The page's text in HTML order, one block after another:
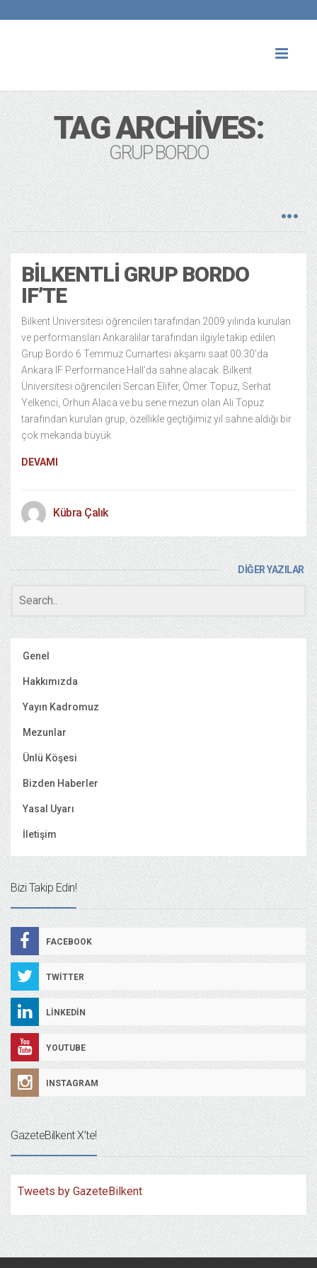
TAG ARCHIVES:
GRUP BORDO
BILKENTLI GRUP BORDO
IF’TE
Bilkent Üniversitesi öğrencileri tarafından 2009 yılında kurulan
ve performansları Ankaralılar tarafından ilgiyle takip edilen
Grup Bordo 6 Temmuz Cumartesi akşamı saat 00.30’da
Ankara IF Performance Hall’da sahne alacak. Bilkent
Üniversitesi öğrencileri Sercan Elifer, Ömer Topuz, Serhat
Yelkenci, Orhun Alaca ve bu sene mezun olan Ali Topuz
tarafından kurulan grup, özellikle geçtiğimiz yıl sahne aldığı bir
çok mekanda büyük
DEVAMI
Kübra Çalık
DİĞER YAZILAR
Genel
Hakkımızda
Yayın Kadromuz
Mezunlar
Ünlü Köşesi
Bizden Haberler
Yasal Uyarı
İletişim
Bizi Takip Edin!
FACEBOOK
TWITTER
LINKEDIN
YOUTUBE
INSTAGRAM
GazeteBilkent X’te!
Tweets by GazeteBilkent